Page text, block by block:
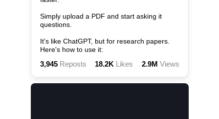
Simply upload a PDF and start asking it
questions.
It's like ChatGPT, but for research papers.
Here's how to use it:
3,945Reposts 18.2K Likes 2.9M Views